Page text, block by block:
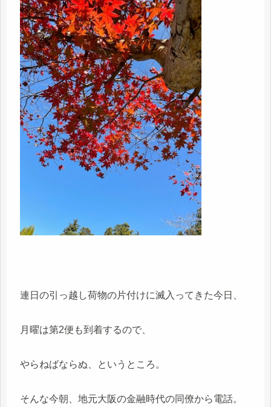
連日の引っ越し荷物の片付けに滅入ってきた今日、
月曜は第2便も到着するので、
やらねばならぬ、というところ。
そんな今朝、地元大阪の金融時代の同僚から電話。